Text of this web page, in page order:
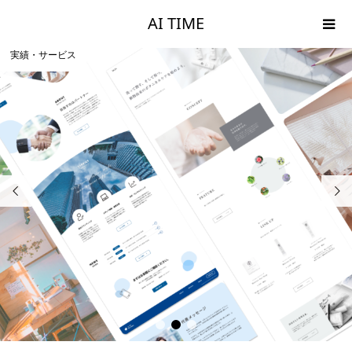
AI TIME
 
1 2 3